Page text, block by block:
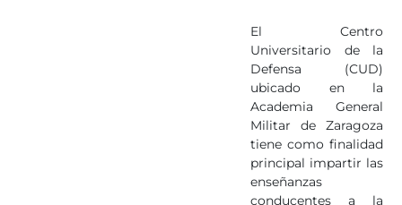
El Centro
Universitario de la
Defensa (CUD)
ubicado en la
Academia General
Militar de Zaragoza
tiene como finalidad
principal impartir las
enseñanzas
conducentes a la